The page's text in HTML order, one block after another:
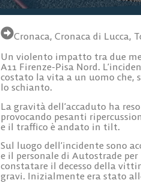
Cronaca, Cronaca di Lucca,
Un violento impatto tra due
A11 Firenze-Pisa Nord.
costato la vita a un uomo che,
lo schianto.
La gravità dell’accaduto ha
provocando pesanti
e il traffico è andato in tilt.
Sul luogo dell’incidente sono
e il personale di Autostrade
constatare il decesso della
gravi. Inizialmente era stato